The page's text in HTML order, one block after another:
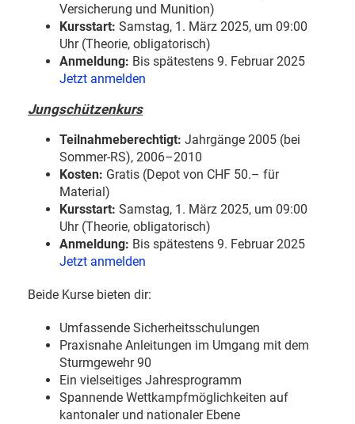
Versicherung und Munition)
Kursstart: Samstag, 1. März 2025, um 09:00
Uhr (Theorie, obligatorisch)
Anmeldung: Bis spätestens 9. Februar 2025
Jetzt anmelden
Jungschützenkurs
Teilnahmeberechtigt: Jahrgänge 2005 (bei
Sommer-RS), 2006–2010
Kosten: Gratis (Depot von CHF 50.– für
Material)
Kursstart: Samstag, 1. März 2025, um 09:00
Uhr (Theorie, obligatorisch)
Anmeldung: Bis spätestens 9. Februar 2025
Jetzt anmelden
Beide Kurse bieten dir:
Umfassende Sicherheitsschulungen
Praxisnahe Anleitungen im Umgang mit dem
Sturmgewehr 90
Ein vielseitiges Jahresprogramm
Spannende Wettkampfmöglichkeiten auf
kantonaler und nationaler Ebene